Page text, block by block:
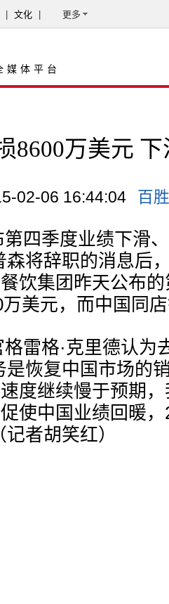
文化 更多
媒体平台
8600万美元 下
02-06 16:44:04 百胜
四季度业绩下滑
森将辞职的消息后
餐饮集团昨天公布
万美元，而中国同
雷格·克里德认为
是恢复中国市场的
度继续慢于预期
使中国业绩回暖
者胡笑红）